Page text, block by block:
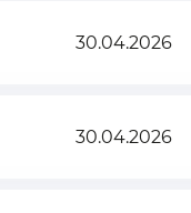
30.04.2026
30.04.2026